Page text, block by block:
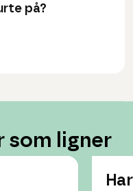
på?
som ligner